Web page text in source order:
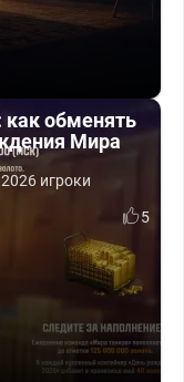
как обменять
Мира
игроки
5